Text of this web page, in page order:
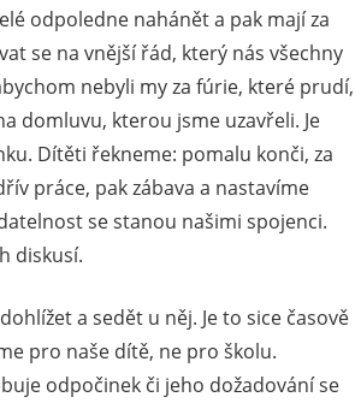
odpoledne nahánět a pak mají za
se na vnější řád, který nás všechny
nebyli my za fúrie, které prudí,
domluvu, kterou jsme uzavřeli. Je
Dítěti řekneme: pomalu konči, za
práce, pak zábava a nastavíme
se stanou našimi spojenci.
diskusí.
a sedět u něj. Je to sice časově
pro naše dítě, ne pro školu.
odpočinek či jeho dožadování se